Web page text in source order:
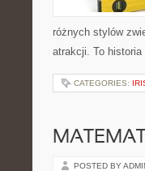
różnych stylów
atrakcji. To
CATEGORIES:
POSTED BY